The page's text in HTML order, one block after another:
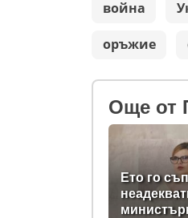
война
оръжие
Oще от
Ето го